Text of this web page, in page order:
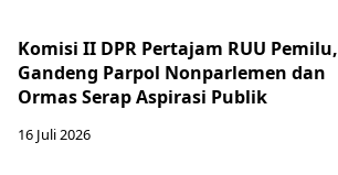
Komisi II DPR Pertajam RUU Pemilu,
Gandeng Parpol Nonparlemen dan
Ormas Serap Aspirasi Publik
16 Juli 2026